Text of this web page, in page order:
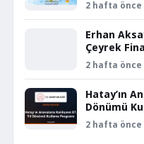
2 hafta önce
Erhan
Çeyrek
2 hafta önce
Hatay’ın
Dönümü
2 hafta önce